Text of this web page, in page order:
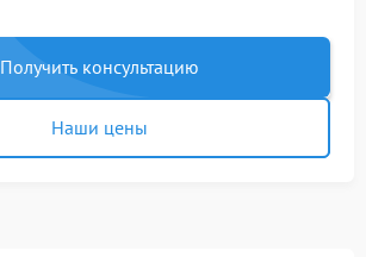
Получить консультацию
Наши цены